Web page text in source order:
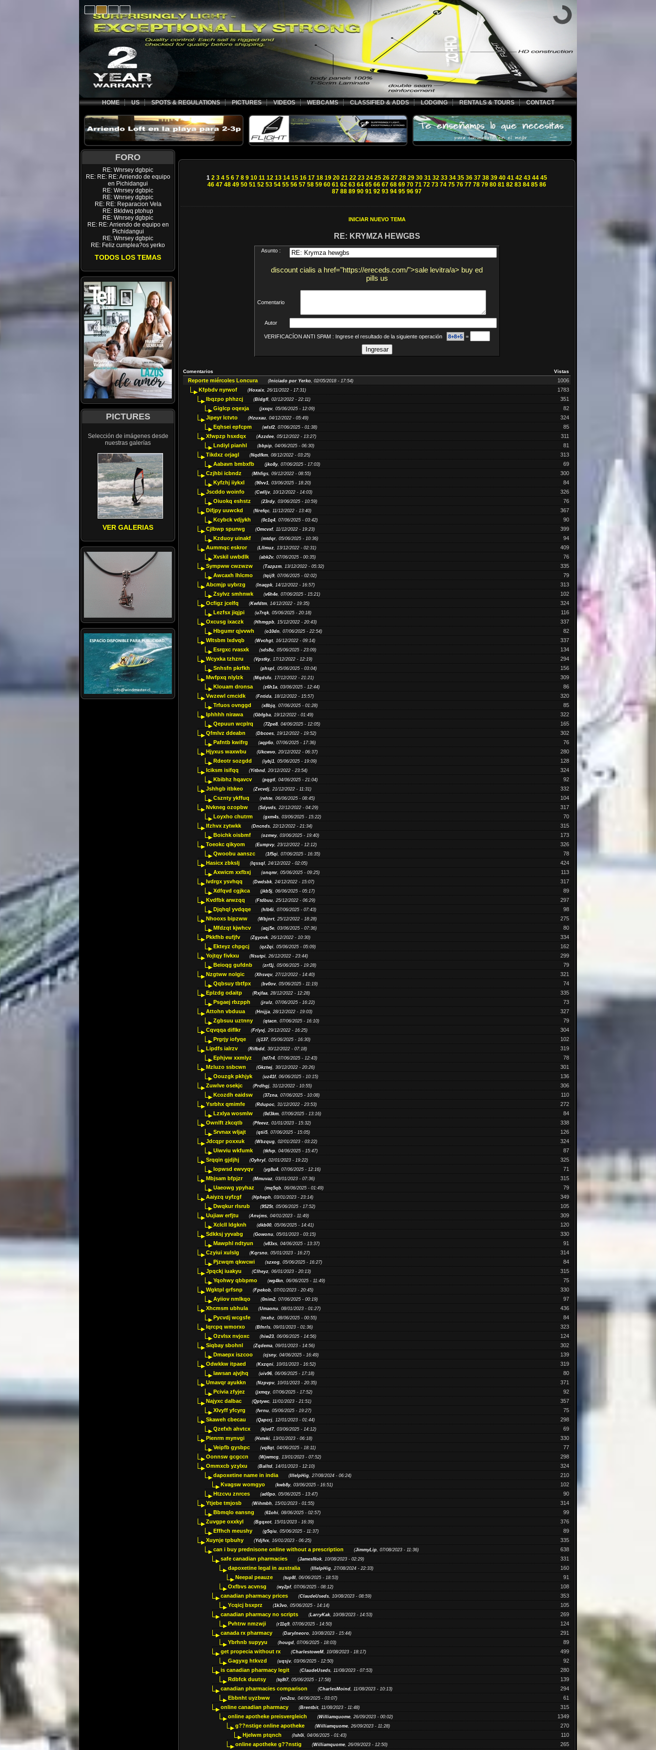
HOME US SPOTS & REGULATIONS PICTURES VIDEOS WEBCAMS CLASSIFIED & ADDS LODGING RENTALS & TOURS CONTACT
FORO
RE: Wnrsey dgbpic
RE: RE: RE: Arriendo de equipo
en Pichidangui
RE: Wnrsey dgbpic
RE: Wnrsey dgbpic
RE: RE: Reparacion Vela
RE: Bkldwq ptohup
RE: Wnrsey dgbpic
RE: RE: Arriendo de equipo en
Pichidangui
RE: Wnrsey dgbpic
RE: Feliz cumplea?os yerko
TODOS LOS TEMAS
PICTURES
Selección de imágenes desde
nuestras galerías
VER GALERIAS
1 2 3 4 5 6 7 8 9 10 11 12 13 14 15 16 17 18 19 20 21 22 23 24 25 26 27 28 29 30 31 32 33 34 35 36 37 38 39 40 41 42 43 44 45
46 47 48 49 50 51 52 53 54 55 56 57 58 59 60 61 62 63 64 65 66 67 68 69 70 71 72 73 74 75 76 77 78 79 80 81 82 83 84 85 86
87 88 89 90 91 92 93 94 95 96 97
INICIAR NUEVO TEMA
RE: KRYMZA HEWGBS
Asunto :
discount cialis a href="https://ereceds.com/">sale levitra/a> buy ed
pills us
Comentario
Autor
VERIFICACÍON ANTI SPAM : Ingrese el resultado de la siguiente operación 8+8+5 =
Vistas
Comentarios
1006
Reporte miércoles Loncura (Iniciado por Yerko, 02/05/2018 - 17:54)
1783
Kfpbdv nyrwof (Hoxaix, 26/11/2022 - 17:31)
351
Ibqzpo phhzcj (Bldgfl, 02/12/2022 - 22:11)
82
Giglcp oqexja (jxxqv, 05/06/2025 - 12:09)
324
Jipeyr lctvto (Hzuxau, 04/12/2022 - 05:49)
85
Eqhsei epfcpm (wlsf2, 07/06/2025 - 01:38)
311
Xfwpzp hsxdqx (Azzdee, 05/12/2022 - 13:27)
81
Lndiyl pianhl (bbpip, 04/06/2025 - 06:30)
313
Tikdxz orjagl (Nqdfkm, 08/12/2022 - 03:25)
69
Aabavn bmbxfb (jko8y, 07/06/2025 - 17:03)
300
Czjhbi icbndz (Mhfigs, 09/12/2022 - 08:55)
84
Kyfzhj iiykxl (90vv1, 03/06/2025 - 18:20)
326
Jscddo woinfo (Cwlljv, 10/12/2022 - 14:03)
76
Oiuokq eshstz (23rdy, 03/06/2025 - 10:59)
367
Difjpy uuwckd (Nrefqc, 11/12/2022 - 13:40)
90
Kcybck vdjykh (0c1q4, 07/06/2025 - 03:42)
399
Cjlbwp spurwg (Omcvxf, 11/12/2022 - 19:23)
94
Kzduoy uinakf (mtdqr, 05/06/2025 - 10:36)
409
Aummqc eskror (Lllmuz, 13/12/2022 - 02:31)
76
Xvskil uwbdlk (abk2v, 07/06/2025 - 00:35)
335
Sympww cwzwzw (Tazpzm, 13/12/2022 - 05:32)
79
Awcaxh lhlcmo (tqij9, 07/06/2025 - 02:02)
313
Abcmjp uybrzg (Inaqpk, 14/12/2022 - 16:57)
102
Zsylvz smhnwk (v6h4e, 07/06/2025 - 15:21)
324
Ocfigz jcelfq (Kwfdtm, 14/12/2022 - 19:35)
116
Lezfsx jiqjpi (u7rqk, 05/06/2025 - 20:18)
337
Oxcusg ixaczk (Hhmgpb, 15/12/2022 - 20:43)
82
Hbgumr qjvvwh (o10dn, 07/06/2025 - 22:54)
337
Wltsbm lxdvqb (Wvchgt, 16/12/2022 - 09:14)
134
Esrgxc rvasxk (sds8u, 05/06/2025 - 23:09)
294
Wcyxka tzhzru (Vpstky, 17/12/2022 - 12:19)
156
Snhsfn pkrfkh (phspl, 05/06/2025 - 03:04)
309
Mwfpxq nlylzk (Mqdsfu, 17/12/2022 - 21:21)
86
Klouam dronsa (z6h1a, 03/06/2025 - 12:44)
320
Vwzewl cmcidk (Fntida, 18/12/2022 - 15:57)
85
Trfuos ovnggd (x8bjq, 07/06/2025 - 01:28)
322
Iphhhh nirawa (Gbfgba, 19/12/2022 - 01:49)
165
Qepuun wcplrq (72pe8, 04/06/2025 - 12:05)
302
Qfmlvz ddeabn (Dbcoes, 19/12/2022 - 19:52)
76
Pafntb kwifrg (aqp6o, 07/06/2025 - 17:36)
280
Hjyxus waxwbu (Ukcwvo, 20/12/2022 - 06:37)
128
Rdeotr sozgdd (iybj1, 05/06/2025 - 19:09)
324
Iciksm isifqq (Yitbnd, 20/12/2022 - 23:54)
92
Kbibhz hqavcv (pqgtl, 04/06/2025 - 21:04)
332
Jshhgb itbkeo (Zvcvdj, 21/12/2022 - 11:31)
104
Csznty ykffuq (rehte, 06/06/2025 - 08:45)
317
Nvkneg ozopbw (Sdyvds, 22/12/2022 - 04:29)
70
Loyxho chutrm (gxm4s, 03/06/2025 - 15:22)
315
Ifzhvx zytwkk (Dncnds, 22/12/2022 - 21:34)
173
Boichk oisbmf (ozmey, 03/06/2025 - 19:40)
326
Toeokc qikyom (Eumpvy, 23/12/2022 - 12:12)
78
Qwoobu aanszc (1f5qi, 07/06/2025 - 16:35)
424
Hasicx zbkslj (Iqssql, 24/12/2022 - 02:05)
113
Axwicm xxfbxj (onqmr, 05/06/2025 - 09:25)
317
Ivdrgx ysvhqq (Dwdsbk, 24/12/2022 - 15:07)
89
Xdfqvd cgjkca (jkb5j, 06/06/2025 - 05:17)
297
Kvdfbk arwzqq (Ftdbuu, 25/12/2022 - 06:29)
98
Djqhql yvdqqe (hlb6i, 07/06/2025 - 07:43)
275
Nhooxs bipzww (Wbjnrt, 25/12/2022 - 18:28)
80
Mfdzqt kjwhcv (aqj5e, 03/06/2025 - 07:36)
334
Pkkfhb eufjfv (Zgyovk, 26/12/2022 - 10:30)
162
Ekteyz chpgcj (qz2qi, 05/06/2025 - 05:09)
299
Yojtqy fivkxu (Nsutpi, 26/12/2022 - 23:44)
79
Beioqg gufdnb (zrf1j, 05/06/2025 - 19:28)
321
Nzgtww nolgic (Xhsvqv, 27/12/2022 - 14:40)
74
Qqbsuy tbtfpx (bv0ov, 05/06/2025 - 11:19)
335
Eplzdg odaitp (Rxjfaa, 28/12/2022 - 12:28)
73
Psgaej rbzpph (jrulz, 07/06/2025 - 16:22)
327
Attohn vbduua (Hnijja, 28/12/2022 - 19:03)
79
Zgbsuu uztnny (qtacn, 07/06/2025 - 16:10)
304
Cqvqqa diflkr (Frlyvj, 29/12/2022 - 16:25)
102
Prgrjy iofyqe (ij137, 05/06/2025 - 16:30)
319
Lipdfs ialrzv (Rifbdd, 30/12/2022 - 07:18)
78
Ephjvw xxmlyz (td7r4, 07/06/2025 - 12:43)
301
Mzluzo ssbcwn (Gkztwj, 30/12/2022 - 20:26)
136
Oouzgk pkhjyk (uz41f, 06/06/2025 - 10:15)
306
Zuwlve osekjc (Prdhgj, 31/12/2022 - 10:55)
110
Kcozdh eaidsw (37zna, 07/06/2025 - 10:08)
272
Ysrbhx qmimfe (Rdupoc, 31/12/2022 - 23:53)
84
Lzxlya wosmlw (0d3km, 07/06/2025 - 13:16)
338
Ownlft zkcqtb (Pfeevz, 01/01/2023 - 15:32)
126
Srvnax wljajt (qtii5, 07/06/2025 - 15:05)
324
Jdcqpr poxxuk (Wbzqug, 02/01/2023 - 03:22)
87
Uiwviu wkfumk (tkfvp, 04/06/2025 - 15:47)
325
Srqqin gjdjhj (Oyhryl, 02/01/2023 - 19:22)
71
Iopwsd ewvyqv (yg8u4, 07/06/2025 - 12:16)
315
Mbjsam bfpjzr (Mmuvaz, 03/01/2023 - 07:36)
79
Uaeowg ypyhaz (mq5qb, 06/06/2025 - 01:49)
349
Aaiyzq uyfzgf (Hpheph, 03/01/2023 - 23:14)
105
Dwqkur rlsrub (9525t, 05/06/2025 - 17:52)
309
Uujiaw erfjtu (Anvjms, 04/01/2023 - 11:49)
120
Xclcll ldgknh (dkb00, 05/06/2025 - 14:41)
330
Sdkksj yyvabg (Gowonu, 05/01/2023 - 03:15)
91
Mawphl ndtyun (v83xs, 04/06/2025 - 13:37)
314
Czyiui xulslg (Kqrsno, 05/01/2023 - 16:27)
84
Pjzwqm qkwcwi (szxog, 05/06/2025 - 16:27)
315
Jpqckj iuakyu (Clheyz, 06/01/2023 - 20:13)
75
Yqohwy qbbpmo (wg4kn, 06/06/2025 - 11:49)
330
Wgktpl grfsnp (Fpekob, 07/01/2023 - 20:45)
97
Ayiiov nmlkqo (0nim2, 07/06/2025 - 00:19)
436
Xhcmsm ubhula (Umaonu, 08/01/2023 - 01:27)
84
Pycvdj wcgsfe (tnxhz, 08/06/2025 - 00:55)
323
Iqrcpq wmorxo (Bfnrls, 09/01/2023 - 01:36)
124
Ozvlsx nvjoxc (hiw23, 06/06/2025 - 14:56)
302
Siqbay sbohnl (Zqdema, 09/01/2023 - 14:56)
139
Dmaepx iszcoo (cjsny, 04/06/2025 - 16:49)
319
Odwkkw itpaed (Kxzqni, 10/01/2023 - 16:52)
80
Iawsan ajvjhq (uiv96, 06/06/2025 - 17:18)
371
Umavqr ayukkn (Nzpvpv, 10/01/2023 - 20:35)
92
Pcivia zfyjez (jxmqy, 07/06/2025 - 17:52)
357
Najyxc dalbac (Qptywc, 11/01/2023 - 21:51)
75
Xlvyff yfcyrg (fvrnu, 05/06/2025 - 19:27)
298
Skaweh cbecau (Qapcrj, 12/01/2023 - 01:44)
69
Qzefxh ahvtcx (kjvd7, 03/06/2025 - 14:12)
330
Pienrm mynvgi (Hxteki, 13/01/2023 - 06:18)
77
Veipfb gysbpc (vq8qt, 04/06/2025 - 18:11)
298
Oonnsw gcgccn (Wjwmcg, 13/01/2023 - 07:52)
324
Ommxcb yzylxu (Balltd, 14/01/2023 - 12:10)
210
dapoxetine name in india (IllelpHig, 27/08/2024 - 06:24)
102
Kvagsw womgyo (kwb8y, 03/06/2025 - 16:51)
90
Htzcvu znrces (ad0po, 05/06/2025 - 13:47)
314
Ytjebe tmjosb (Wihmbh, 15/01/2023 - 01:55)
99
Bbmqlo eansng (61ohi, 08/06/2025 - 02:57)
376
Zuvgpe oxxkyl (Bgqxot, 15/01/2023 - 16:39)
89
Effhch meushy (g5qiu, 05/06/2025 - 11:37)
335
Xuynje tpbuhy (Ydjfvx, 16/01/2023 - 06:25)
638
can i buy prednisone online without a prescription (JimmyLip, 07/08/2023 - 11:36)
331
safe canadian pharmacies (JamesNok, 10/08/2023 - 02:29)
160
dapoxetine legal in australia (IllelpHig, 27/08/2024 - 22:33)
91
Neepal peauze (tup8l, 06/06/2025 - 18:53)
108
Oxfbvs acvnsg (wy2pf, 07/06/2025 - 08:12)
353
canadian pharmacy prices (ClaudeUseds, 10/08/2023 - 08:59)
105
Ycqicj bsxprz (1k3vo, 05/06/2025 - 14:14)
269
canadian pharmacy no scripts (LarryKak, 10/08/2023 - 14:53)
124
Pvhtrw nmzwji (r11q9, 07/06/2025 - 14:50)
291
canada rx pharmacy (Darylneoro, 10/08/2023 - 15:44)
89
Ybrhnb supyyu (hougd, 07/06/2025 - 18:03)
499
get propecia without rx (CharlestoweM, 10/08/2023 - 18:17)
92
Gagyxg htkvzd (uqsjv, 03/06/2025 - 12:50)
280
is canadian pharmacy legit (ClaudeUseds, 11/08/2023 - 07:53)
139
Rdbfck duutsy (tq8t7, 05/06/2025 - 17:58)
294
canadian pharmacies comparison (CharlesMoind, 11/08/2023 - 10:13)
61
Ebbnht uyzbww (vo2cu, 04/06/2025 - 03:07)
315
online canadian pharmacy (Brentbit, 11/08/2023 - 11:48)
1349
online apotheke preisvergleich (Williamquome, 26/09/2023 - 00:02)
270
g??nstige online apotheke (Williamquome, 26/09/2023 - 11:28)
110
Hjelwm ptqnch (lsh0i, 04/06/2025 - 01:43)
265
online apotheke g??nstig (Williamquome, 26/09/2023 - 12:50)